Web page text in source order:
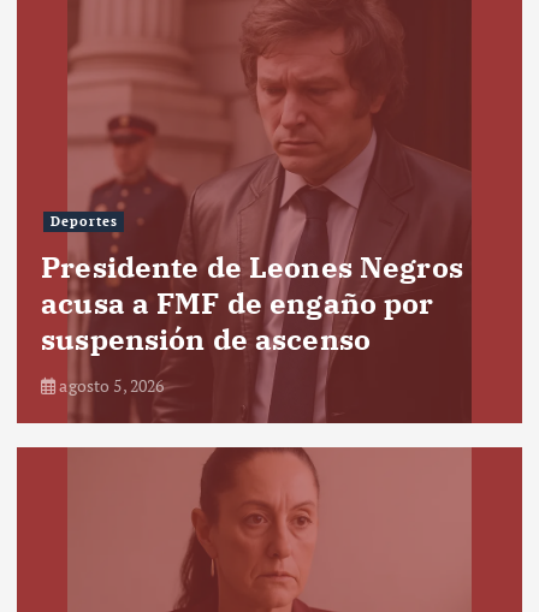
Deportes
Presidente de Leones Negros
acusa a FMF de engaño por
suspensión de ascenso
agosto 5, 2026